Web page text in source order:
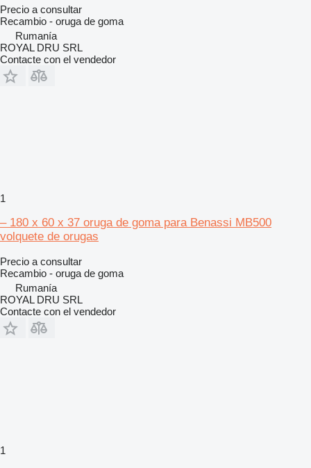
Precio a consultar
Recambio - oruga de goma
Rumanía
ROYAL DRU SRL
Contacte con el vendedor
1
– 180 x 60 x 37 oruga de goma para Benassi MB500
volquete de orugas
Precio a consultar
Recambio - oruga de goma
Rumanía
ROYAL DRU SRL
Contacte con el vendedor
1